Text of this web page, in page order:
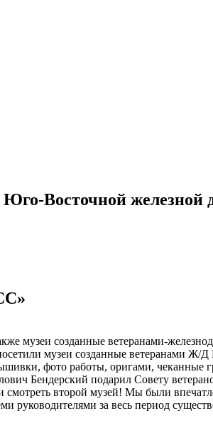
Восточной железной
музеи созданные ветеранами-
музеи созданные ветеранами
фото работы, оригами, чеканные
Бендерский подарил Совету
смотреть второй музей! Мы были
руководителями за весь период